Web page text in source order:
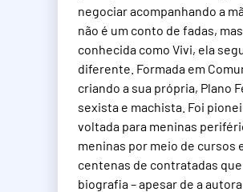
negociar acompanhando a
não é um conto de fadas,
conhecida como Vivi, ela
diferente. Formada em
criando a sua própria, Plano
sexista e machista. Foi
voltada para meninas
meninas por meio de cursos
centenas de contratadas que
biografia – apesar de a